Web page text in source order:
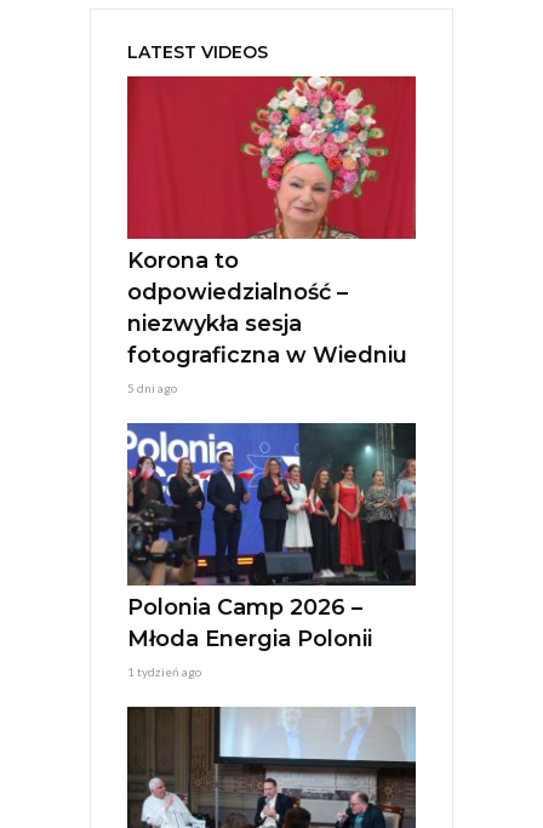
LATEST VIDEOS
Korona to
odpowiedzialność –
niezwykła sesja
fotograficzna w Wiedniu
5 dni ago
Polonia Camp 2026 –
Młoda Energia Polonii
1 tydzień ago